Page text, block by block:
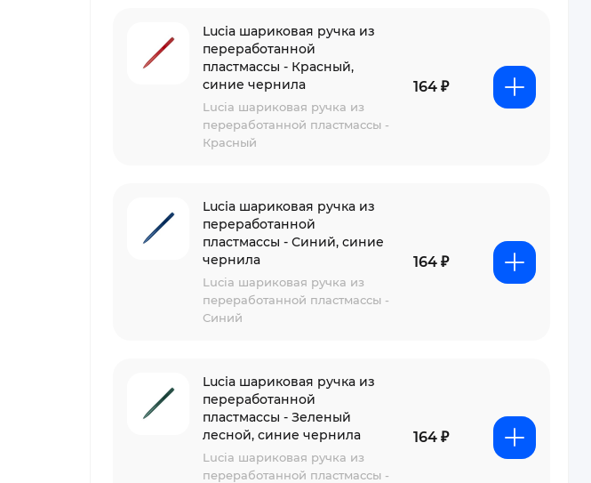
Lucia шариковая ручка из
переработанной
пластмассы - Красный,
синие чернила
Lucia шариковая ручка из
переработанной пластмассы -
Красный
164 ₽
Lucia шариковая ручка из
переработанной
пластмассы - Синий, синие
чернила
Lucia шариковая ручка из
переработанной пластмассы -
Синий
164 ₽
Lucia шариковая ручка из
переработанной
пластмассы - Зеленый
лесной, синие чернила
Lucia шариковая ручка из
переработанной пластмассы -
164 ₽